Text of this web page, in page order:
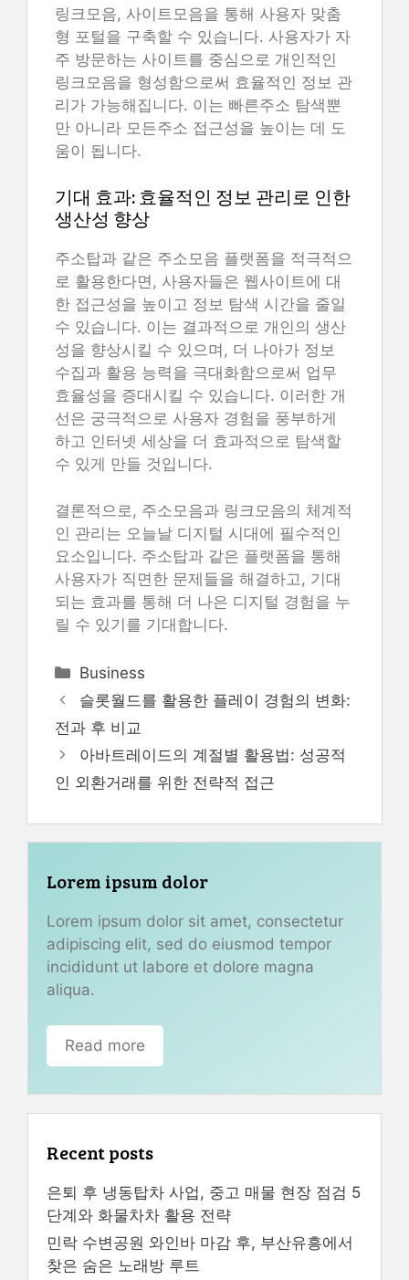
링크모음, 사이트모음을 통해 사용자 맞춤
형 포털을 구축할 수 있습니다. 사용자가 자
주 방문하는 사이트를 중심으로 개인적인
링크모음을 형성함으로써 효율적인 정보 관
리가 가능해집니다. 이는 빠른주소 탐색뿐
만 아니라 모든주소 접근성을 높이는 데 도
움이 됩니다.
기대 효과: 효율적인 정보 관리로 인한
생산성 향상
주소탑과 같은 주소모음 플랫폼을 적극적으
로 활용한다면, 사용자들은 웹사이트에 대
한 접근성을 높이고 정보 탐색 시간을 줄일
수 있습니다. 이는 결과적으로 개인의 생산
성을 향상시킬 수 있으며, 더 나아가 정보
수집과 활용 능력을 극대화함으로써 업무
효율성을 증대시킬 수 있습니다. 이러한 개
선은 궁극적으로 사용자 경험을 풍부하게
하고 인터넷 세상을 더 효과적으로 탐색할
수 있게 만들 것입니다.
결론적으로, 주소모음과 링크모음의 체계적
인 관리는 오늘날 디지털 시대에 필수적인
요소입니다. 주소탑과 같은 플랫폼을 통해
사용자가 직면한 문제들을 해결하고, 기대
되는 효과를 통해 더 나은 디지털 경험을 누
릴 수 있기를 기대합니다.
Categories
Business
슬롯월드를 활용한 플레이 경험의 변화:
전과 후 비교
아바트레이드의 계절별 활용법: 성공적
인 외환거래를 위한 전략적 접근
Lorem ipsum dolor
Lorem ipsum dolor sit amet, consectetur
adipiscing elit, sed do eiusmod tempor
incididunt ut labore et dolore magna
aliqua.
Read more
Recent posts
은퇴 후 냉동탑차 사업, 중고 매물 현장 점검 5
단계와 화물차차 활용 전략
민락 수변공원 와인바 마감 후, 부산유흥에서
찾은 숨은 노래방 루트